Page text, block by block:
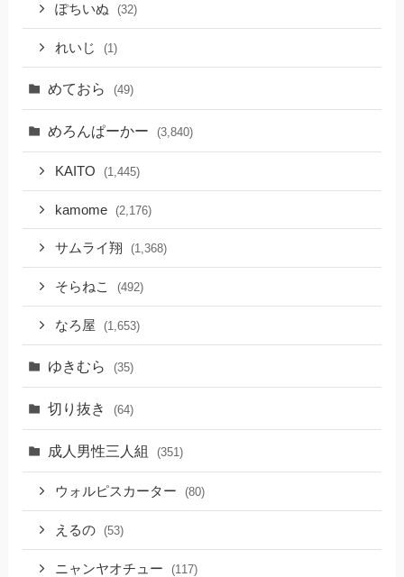
ぽちいぬ (32)
れいじ (1)
めておら (49)
めろんぱーかー (3,840)
KAITO (1,445)
kamome (2,176)
サムライ翔 (1,368)
そらねこ (492)
なろ屋 (1,653)
ゆきむら (35)
切り抜き (64)
成人男性三人組 (351)
ウォルピスカーター (80)
えるの (53)
ニャンヤオチュー (117)